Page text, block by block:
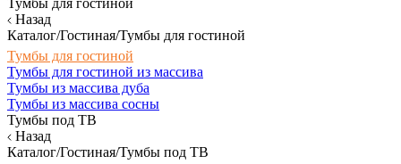
Тумбы для гостиной
Назад
Каталог/Гостиная/Тумбы для гостиной
Тумбы для гостиной
Тумбы для гостиной из массива
Тумбы из массива дуба
Тумбы из массива сосны
Тумбы под ТВ
Назад
Каталог/Гостиная/Тумбы под ТВ